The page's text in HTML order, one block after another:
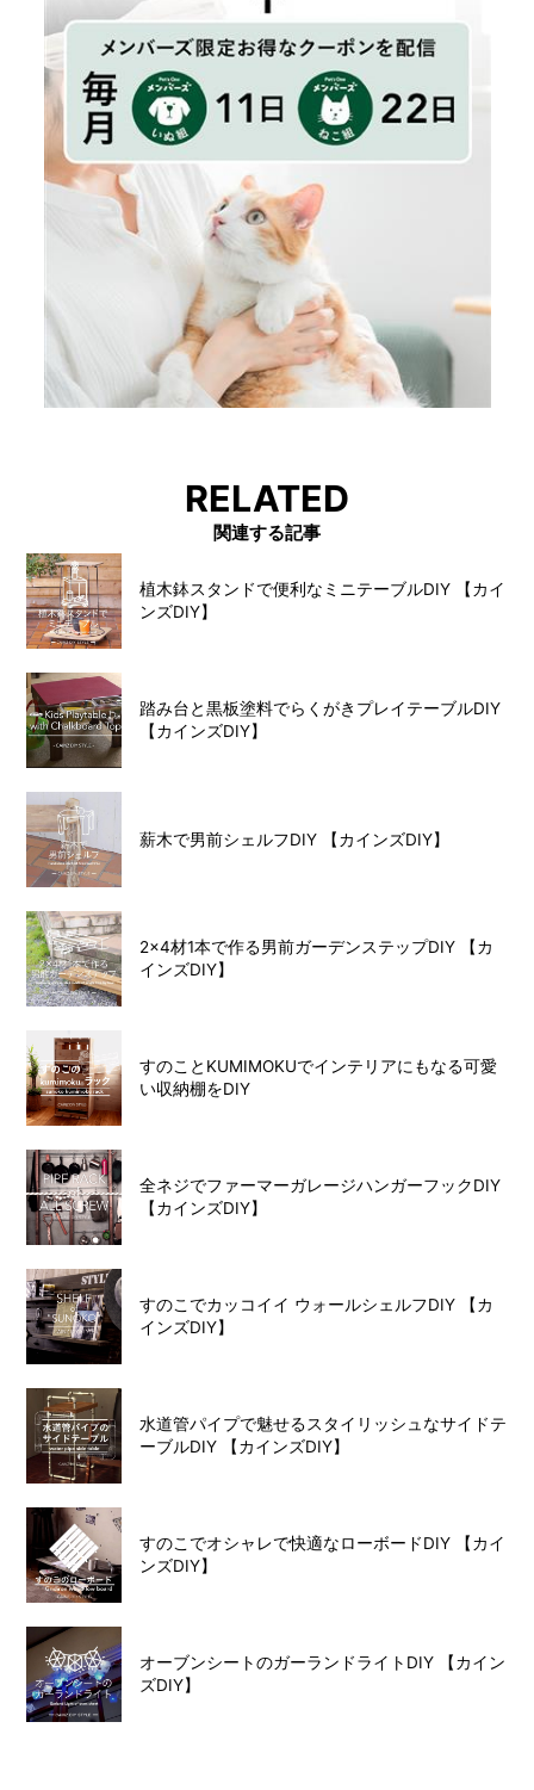
RELATED
関連する記事
植木鉢スタンドで便利なミニテーブルDIY 【カイ
ンズDIY】
踏み台と黒板塗料でらくがきプレイテーブルDIY
【カインズDIY】
薪木で男前シェルフDIY 【カインズDIY】
2×4材1本で作る男前ガーデンステップDIY 【カ
インズDIY】
すのことKUMIMOKUでインテリアにもなる可愛
い収納棚をDIY
全ネジでファーマーガレージハンガーフックDIY
【カインズDIY】
すのこでカッコイイ ウォールシェルフDIY 【カ
インズDIY】
水道管パイプで魅せるスタイリッシュなサイドテ
ーブルDIY 【カインズDIY】
すのこでオシャレで快適なローボードDIY 【カイ
ンズDIY】
オーブンシートのガーランドライトDIY 【カイン
ズDIY】